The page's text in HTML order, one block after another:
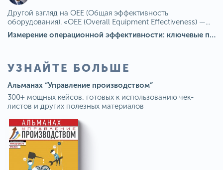
Другой взгляд на OEE (Общая эффективность
оборудования). «OEE (Overall Equipment Effectiveness) —...
Измерение операционной эффективности: ключевые показатели для непрерывного совершенствования
УЗНАЙТЕ БОЛЬШЕ
Альманах “Управление производством”
300+ мощных кейсов, готовых к использованию чек-
листов и других полезных материалов